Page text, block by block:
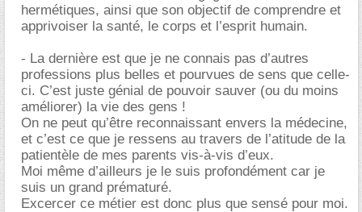
hermétiques, ainsi que son objectif de comprendre et
apprivoiser la santé, le corps et l’esprit humain.
- La dernière est que je ne connais pas d’autres
professions plus belles et pourvues de sens que celle-
ci. C’est juste génial de pouvoir sauver (ou du moins
améliorer) la vie des gens !
On ne peut qu’être reconnaissant envers la médecine,
et c’est ce que je ressens au travers de l’atitude de la
patientèle de mes parents vis-à-vis d’eux.
Moi même d’ailleurs je le suis profondément car je
suis un grand prématuré.
Excercer ce métier est donc plus que sensé pour moi.